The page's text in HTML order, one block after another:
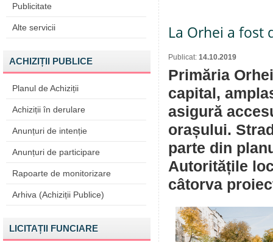
Publicitate
Alte servicii
ACHIZIȚII PUBLICE
Planul de Achiziții
Achiziții în derulare
Anunțuri de intenție
Anunțuri de participare
Rapoarte de monitorizare
Arhiva (Achiziții Publice)
LICITAȚII FUNCIARE
La Orhei a fost
Publicat: 14.10.2019
Primăria
capital,
asigură
orașului.
parte din
Autoritățile
câtorva